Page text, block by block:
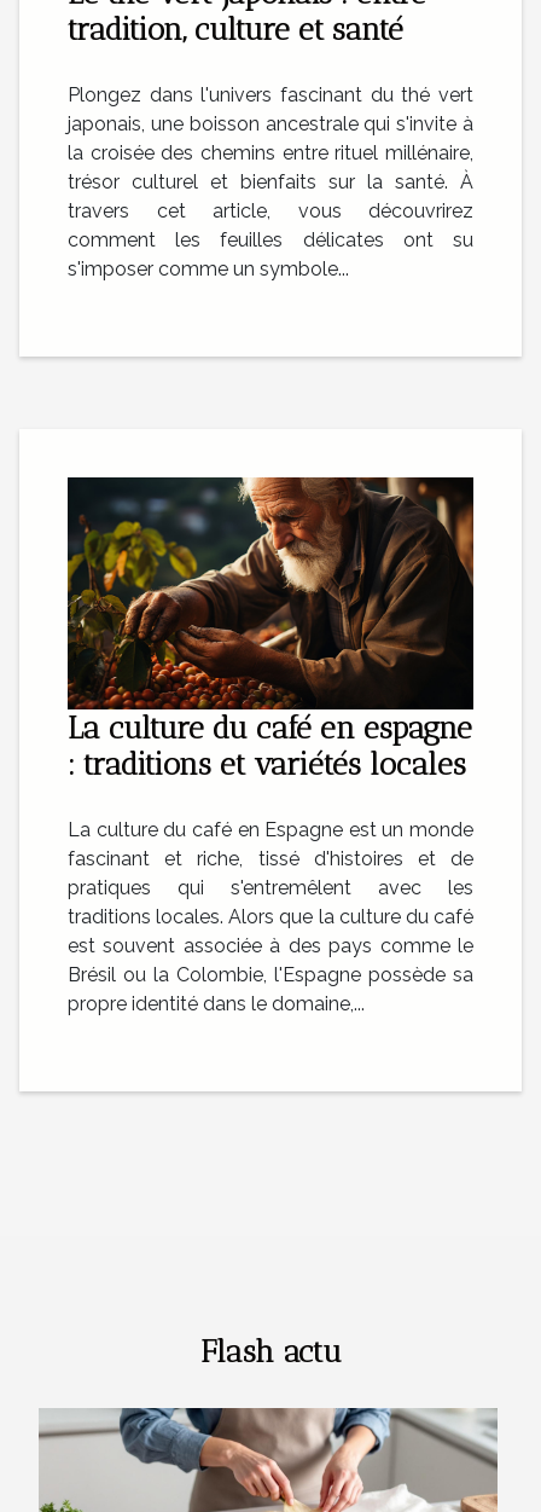
tradition, culture et santé
Plongez dans l'univers fascinant du thé vert
japonais, une boisson ancestrale qui s'invite à
la croisée des chemins entre rituel millénaire,
trésor culturel et bienfaits sur la santé. À
travers cet article, vous découvrirez
comment les feuilles délicates ont su
s'imposer comme un symbole...
La culture du café en espagne
: traditions et variétés locales
La culture du café en Espagne est un monde
fascinant et riche, tissé d'histoires et de
pratiques qui s'entremêlent avec les
traditions locales. Alors que la culture du café
est souvent associée à des pays comme le
Brésil ou la Colombie, l'Espagne possède sa
propre identité dans le domaine,...
Flash actu